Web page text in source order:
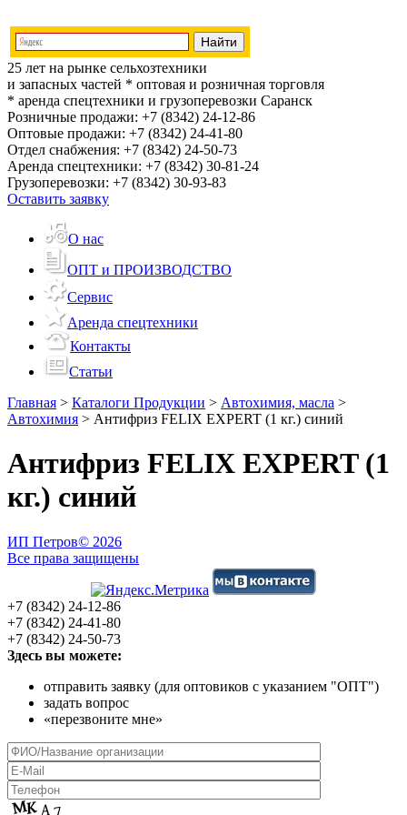
25 лет на рынке сельхозтехники
и запасных частей * оптовая и розничная торговля
* аренда спецтехники и грузоперевозки Саранск
Розничные продажи: +7 (8342) 24-12-86
Оптовые продажи: +7 (8342) 24-41-80
Отдел снабжения: +7 (8342) 24-50-73
Аренда спецтехники: +7 (8342) 30-81-24
Грузоперевозки: +7 (8342) 30-93-83
Оставить заявку
О нас
ОПТ и ПРОИЗВОДСТВО
Сервис
Аренда спецтехники
Контакты
Статьи
Главная > Каталоги Продукции > Автохимия, масла >
Автохимия > Антифриз FELIX EXPERT (1 кг.) синий
Антифриз FELIX EXPERT (1
кг.) синий
ИП Петров© 2026
Все права защищены
+7 (8342) 24-12-86
+7 (8342) 24-41-80
+7 (8342) 24-50-73
Здесь вы можете:
отправить заявку (для оптовиков с указанием "ОПТ")
задать вопрос
«перезвоните мне»